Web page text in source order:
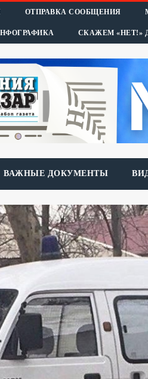
ОТПРАВКА СООБЩЕНИЯ
СКАЖЕМ
ВАЖНЫЕ ДОКУМЕНТЫ